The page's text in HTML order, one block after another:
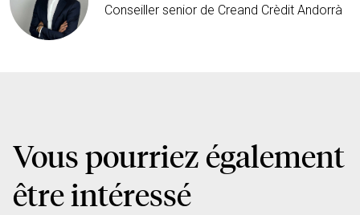
Conseiller senior de Creand Crèdit Andorrà
Vous pourriez également
être intéressé